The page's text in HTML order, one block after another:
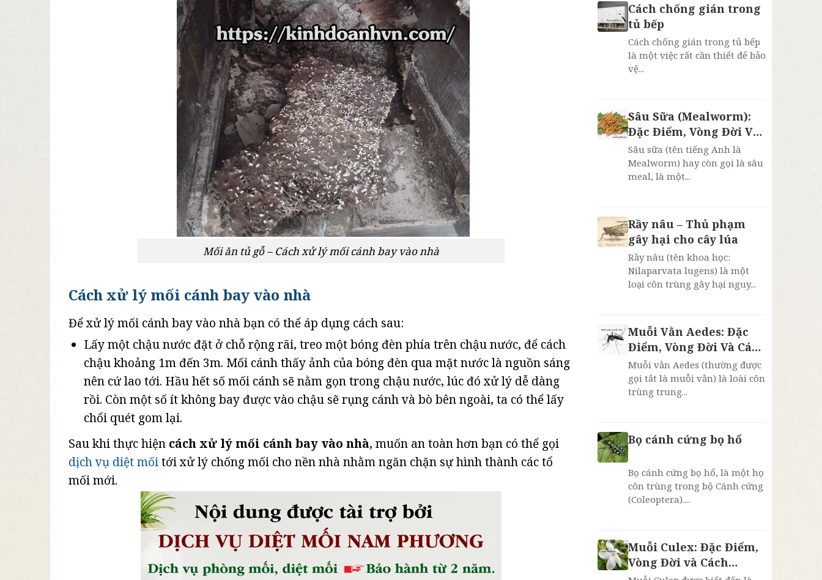
Mối ăn tủ gỗ – Cách xử lý mối cánh bay vào nhà
Cách xử lý mối cánh bay vào nhà
Để xử lý mối cánh bay vào nhà bạn có thể áp dụng cách sau:
Lấy một chậu nước đặt ở chỗ rộng rãi, treo một bóng đèn phía trên chậu nước, để cách
chậu khoảng 1m đến 3m. Mối cánh thấy ảnh của bóng đèn qua mặt nước là nguồn sáng
nên cứ lao tới. Hầu hết số mối cánh sẽ nằm gọn trong chậu nước, lúc đó xử lý dễ dàng
rồi. Còn một số ít không bay được vào chậu sẽ rụng cánh và bò bên ngoài, ta có thể lấy
chổi quét gom lại.
Sau khi thực hiện cách xử lý mối cánh bay vào nhà, muốn an toàn hơn bạn có thể gọi
dịch vụ diệt mốitới xử lý chống mối cho nền nhà nhằm ngăn chặn sự hình thành các tổ
mối mới.
Cách chống gián trong
tủ bếp
Cách chống gián trong tủ bếp
là một việc rất cần thiết để bảo
vệ...
Sâu Sữa (Mealworm):
Đặc Điểm, Vòng Đời Và
4 Lợi Ích Bất Ngờ
Sâu sữa (tên tiếng Anh là
Mealworm) hay còn gọi là sâu
meal, là một...
Rầy nâu – Thủ phạm
gây hại cho cây lúa
Rầy nâu (tên khoa học:
Nilaparvata lugens) là một
loại côn trùng gây hại nguy...
Muỗi Vằn Aedes: Đặc
Điểm, Vòng Đời Và Cách
Phòng Chống Sốt Xuất
Huyết
Muỗi vằn Aedes (thường được
gọi tắt là muỗi vằn) là loài côn
trùng trung...
Bọ cánh cứng bọ hổ
Bọ cánh cứng bọ hổ, là một họ
côn trùng trong bộ Cánh cứng
(Coleoptera)....
Muỗi Culex: Đặc Điểm,
Vòng Đời và Cách